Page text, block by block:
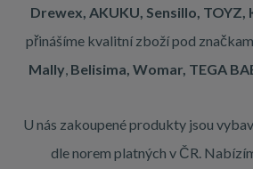
Drewex, AKUKU, Sensillo, TOYZ,
přinášíme kvalitní zboží pod
Mally, Belisima, Womar, TEGA
U nás zakoupené produkty jsou
dle norem platných v ČR.